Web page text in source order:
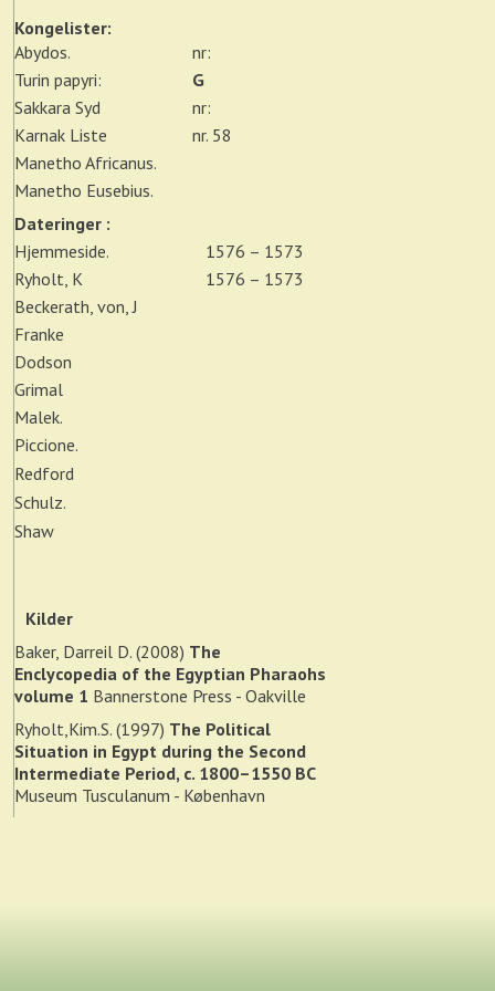
Kongelister:
Abydos.
nr:
Turin papyri:
G
Sakkara Syd
nr:
Karnak Liste
nr. 58
Manetho Africanus.
Manetho Eusebius.
Dateringer :
Hjemmeside.
1576 – 1573
Ryholt, K
1576 – 1573
Beckerath, von, J
Franke
Dodson
Grimal
Malek.
Piccione.
Redford
Schulz.
Shaw
Kilder
Baker, Darreil D. (2008) The
Enclycopedia of the Egyptian Pharaohs
volume 1 Bannerstone Press - Oakville
Ryholt,Kim.S. (1997) The Political
Situation in Egypt during the Second
Intermediate Period, c. 1800–1550 BC
Museum Tusculanum - København